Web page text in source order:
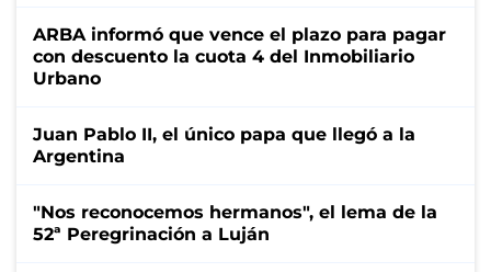
ARBA informó que vence el plazo para pagar
con descuento la cuota 4 del Inmobiliario
Urbano
Juan Pablo II, el único papa que llegó a la
Argentina
"Nos reconocemos hermanos", el lema de la
52ª Peregrinación a Luján